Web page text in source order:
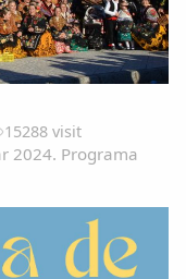
15288 visit
2024. Programa